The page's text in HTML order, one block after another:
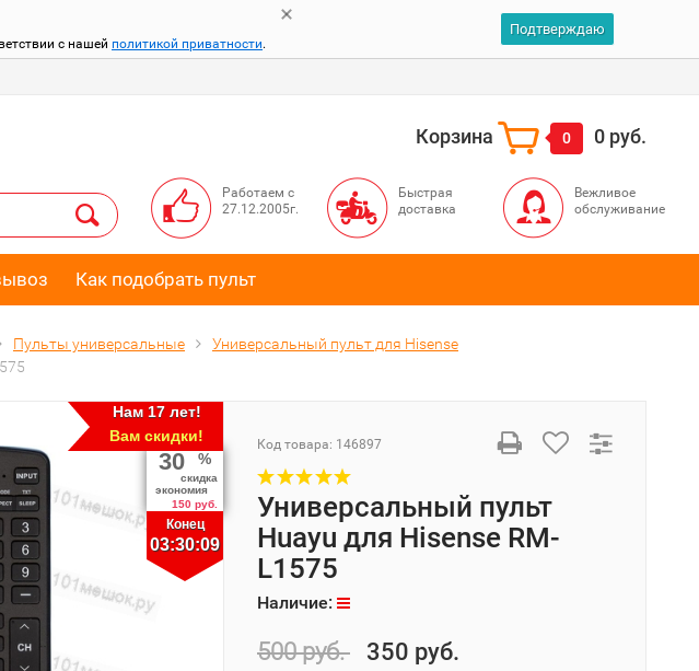
с нашей политикой приватности.
Подтверждаю
Корзина 0 0 руб.
Работаем с
27.12.2005г.
Быстрая
доставка
Вежливое
обслуживание
Как подобрать пульт
Пульты универсальные
Универсальный пульт для Hisense
Нам 17 лет!
Вам скидки!
Конец
03:30:09
30 %
скидка
экономия
150 руб.
Код товара: 146897
Универсальный пульт
Huayu для Hisense RM-
L1575
Наличие:
500 руб. 350 руб.